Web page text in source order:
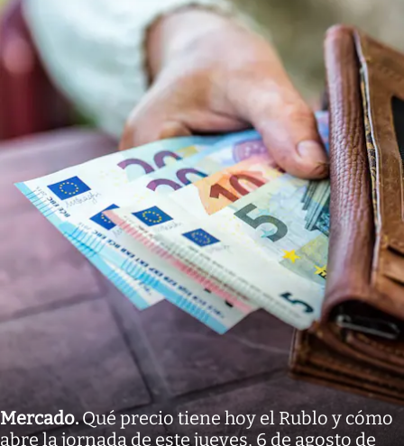
Mercado.Qué precio tiene hoy el Rublo y cómo
abre la jornada de este jueves, 6 de agosto de